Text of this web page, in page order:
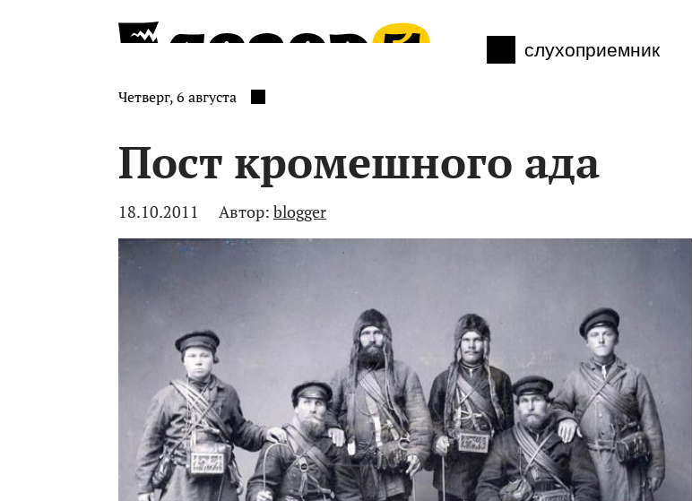
слухоприемник
Четверг, 6 августа
Пост кромешного ада
18.10.2011 Автор: blogger